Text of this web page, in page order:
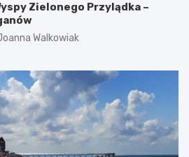
Zielonego Przylądka –
Walkowiak